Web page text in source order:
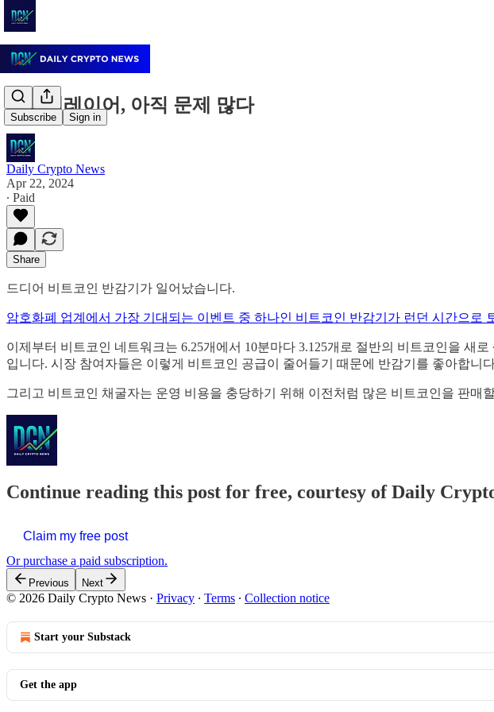
Subscribe Sign in
아이겐레이어, 아직 문제 많다
Daily Crypto News
Apr 22, 2024
∙ Paid
Share
드디어 비트코인 반감기가 일어났습니다.
암호화폐 업계에서 가장 기대되는 이벤트 중 하나인 비트코인 반감기가 런던 시간으로
이제부터 비트코인 네트워크는 6.25개에서 10분마다 3.125개로 절반의 비트코인을 새
입니다. 시장 참여자들은 이렇게 비트코인 공급이 줄어들기 때문에 반감기를 좋아합
그리고 비트코인 채굴자는 운영 비용을 충당하기 위해 이전처럼 많은 비트코인을 판
Continue reading this post for free, courtesy of Daily
Claim my free post
Or purchase a paid subscription.
Previous Next
© 2026 Daily Crypto News · Privacy ∙ Terms ∙ Collection notice
Start your Substack
Get the app